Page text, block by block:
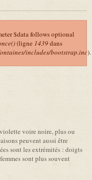
$data follows optional
(ligne 1439dans
includes/bootstrap.inc).
voire noire, plus ou
peuvent aussi être
sont les extrémités : doigts
sont plus souvent